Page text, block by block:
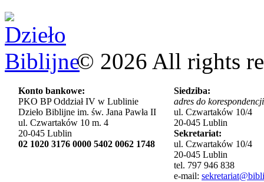
© 2026 All rights
Konto bankowe:
PKO BP Oddział IV w Lublinie
Dzieło Biblijne im. św. Jana Pawła II
ul. Czwartaków 10 m. 4
20-045 Lublin
02 1020 3176 0000 5402 0062 1748
Siedziba:
adres do
ul. Czwartaków 10/4
20-045 Lublin
Sekretariat:
ul. Czwartaków 10/4
20-045 Lublin
tel. 797 946 838
e-mail: